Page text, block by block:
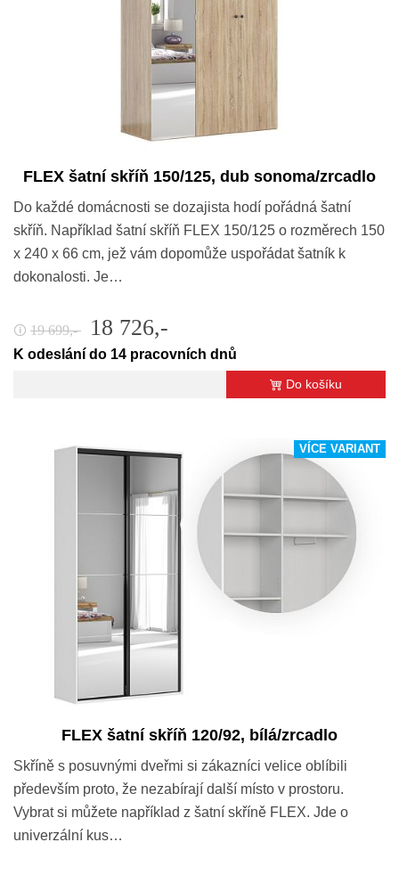
FLEX šatní skříň 150/125, dub sonoma/zrcadlo
Do každé domácnosti se dozajista hodí pořádná šatní
skříň. Například šatní skříň FLEX 150/125 o rozměrech 150
x 240 x 66 cm, jež vám dopomůže uspořádat šatník k
dokonalosti. Je…
🛈 19 699,- 18 726,-
K odeslání do 14 pracovních dnů
Do košíku
VÍCE VARIANT
FLEX šatní skříň 120/92, bílá/zrcadlo
Skříně s posuvnými dveřmi si zákazníci velice oblíbili
především proto, že nezabírají další místo v prostoru.
Vybrat si můžete například z šatní skříně FLEX. Jde o
univerzální kus…